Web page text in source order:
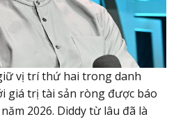
vị trí thứ hai trong danh
giá trị tài sản ròng được báo
2026. Diddy từ lâu đã là